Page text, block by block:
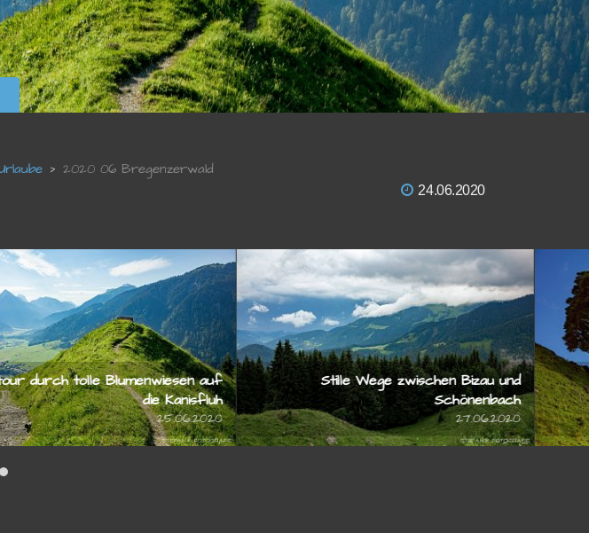
2020 06 Bregenzerwald
24.06.2020
Bergtour durch tolle Blumenwiesen auf
die Kanisfluh
25.06.2020
Stille Wege zwischen Bizau und
Schönenbach
27.06.2020